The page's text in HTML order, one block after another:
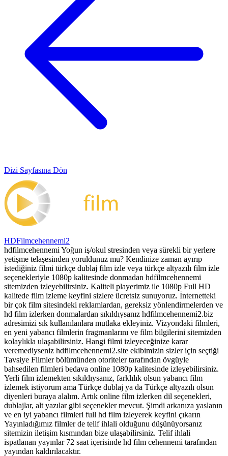
Dizi Sayfasına Dön
HDFilmcehennemi2
hdfilmcehennemi Yoğun iş/okul stresinden veya sürekli bir yerlere
yetişme telaşesinden yoruldunuz mu? Kendinize zaman ayırıp
istediğiniz filmi türkçe dublaj film izle veya türkçe altyazılı film izle
seçenekleriyle 1080p kalitesinde donmadan hdfilmcehennemi
sitemizden izleyebilirsiniz. Kaliteli playerimiz ile 1080p Full HD
kalitede film izleme keyfini sizlere ücretsiz sunuyoruz. İnternetteki
bir çok film sitesindeki reklamlardan, gereksiz yönlendirmelerden ve
hd film izlerken donmalardan sıkıldıysanız hdfilmcehennemi2.biz
adresimizi sık kullanılanlara mutlaka ekleyiniz. Vizyondaki filmleri,
en yeni yabancı filmlerin fragmanlarını ve film bilgilerini sitemizden
kolaylıkla ulaşabilirsiniz. Hangi filmi izleyeceğinize karar
veremediyseniz hdfilmcehennemi2.site ekibimizin sizler için seçtiği
Tavsiye Filmler bölümünden otoriteler tarafından övgüyle
bahsedilen filmleri bedava online 1080p kalitesinde izleyebilirsiniz.
Yerli film izlemekten sıkıldıysanız, farklılık olsun yabancı film
izlemek istiyorum ama Türkçe dublaj ya da Türkçe altyazılı olsun
diyenleri buraya alalım. Artık online film izlerken dil seçenekleri,
dublajlar, alt yazılar gibi seçenekler mevcut. Şimdi arkanıza yaslanın
ve en iyi yabancı filmleri full hd film izleyerek keyfini çıkarın
Yayınladığımız filmler de telif ihlali olduğunu düşünüyorsanız
sitemizin iletişim kısmından bize ulaşabilirsiniz. Telif ihlali
ispatlanan yayınlar 72 saat içerisinde hd film cehennemi tarafından
yayından kaldırılacaktır.